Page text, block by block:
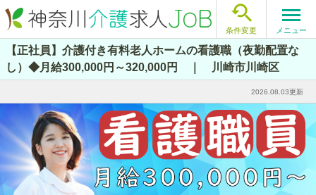

条件変更 メニュー
【正社員】介護付き有料老人ホームの看護職（夜勤配置な
し）◆月給300,000円～320,000円 ｜ 川崎市川崎区
2026.08.03更新